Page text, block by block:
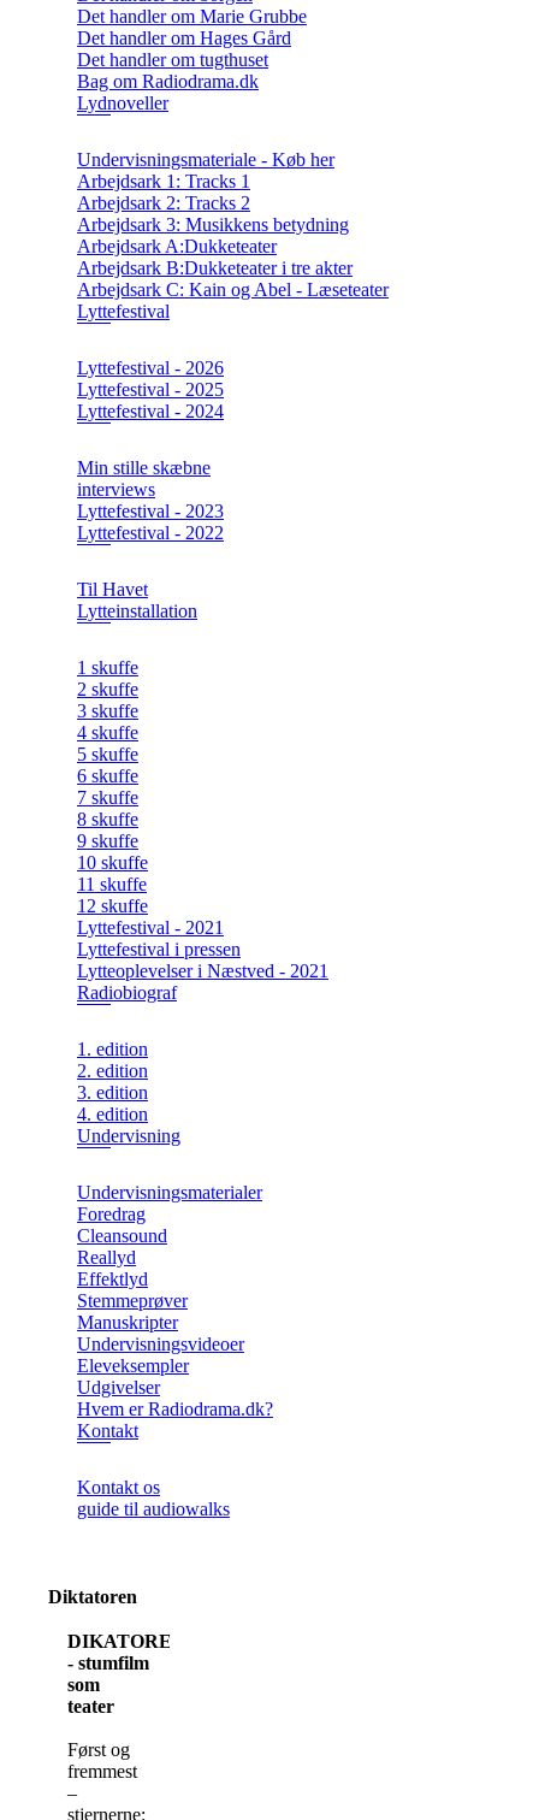
Det handler om Marie Grubbe
Det handler om Hages Gård
Det handler om tugthuset
Bag om Radiodrama.dk
Lydnoveller
Undervisningsmateriale - Køb her
Arbejdsark 1: Tracks 1
Arbejdsark 2: Tracks 2
Arbejdsark 3: Musikkens betydning
Arbejdsark A:Dukketeater
Arbejdsark B:Dukketeater i tre akter
Arbejdsark C: Kain og Abel - Læseteater
Lyttefestival
Lyttefestival - 2026
Lyttefestival - 2025
Lyttefestival - 2024
Min stille skæbne
interviews
Lyttefestival - 2023
Lyttefestival - 2022
Til Havet
Lytteinstallation
1 skuffe
2 skuffe
3 skuffe
4 skuffe
5 skuffe
6 skuffe
7 skuffe
8 skuffe
9 skuffe
10 skuffe
11 skuffe
12 skuffe
Lyttefestival - 2021
Lyttefestival i pressen
Lytteoplevelser i Næstved - 2021
Radiobiograf
1. edition
2. edition
3. edition
4. edition
Undervisning
Undervisningsmaterialer
Foredrag
Cleansound
Reallyd
Effektlyd
Stemmeprøver
Manuskripter
Undervisningsvideoer
Eleveksempler
Udgivelser
Hvem er Radiodrama.dk?
Kontakt
Kontakt os
guide til audiowalks
Diktatoren
DIKATOREN
- stumfilm
som
teater
Først og
fremmest
–
stjernerne: